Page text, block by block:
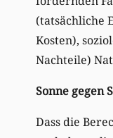
(tatsächliche
Kosten),
Nachteile)
Sonne gegen
Dass die